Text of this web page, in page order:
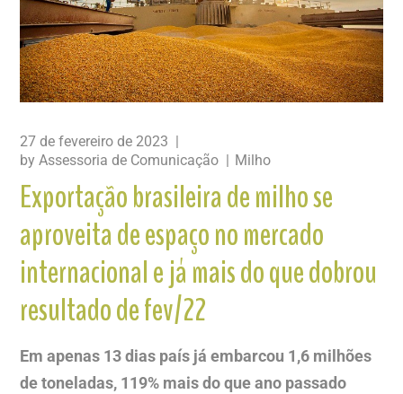
27 de fevereiro de 2023
byAssessoria de Comunicação Milho
Exportação brasileira de milho se
aproveita de espaço no mercado
internacional e já mais do que dobrou
resultado de fev/22
Em apenas 13 dias país já embarcou 1,6 milhões
de toneladas, 119% mais do que ano passado